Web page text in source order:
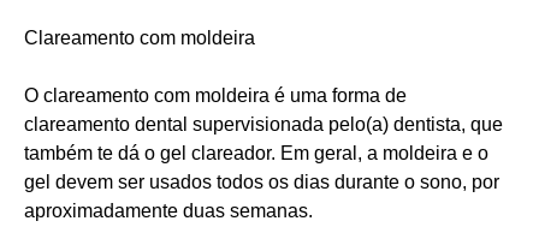
Clareamento com moldeira
O clareamento com moldeira é uma forma de
clareamento dental supervisionada pelo(a) dentista, que
também te dá o gel clareador. Em geral, a moldeira e o
gel devem ser usados todos os dias durante o sono, por
aproximadamente duas semanas.